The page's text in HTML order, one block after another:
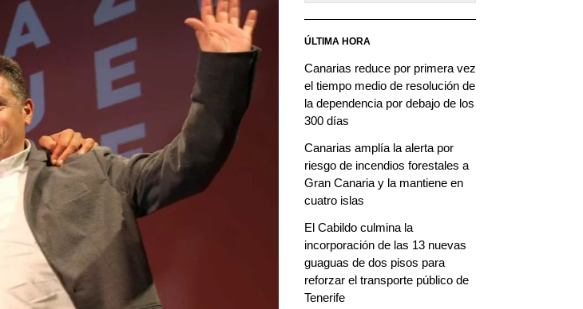
ÚLTIMA HORA
Canarias reduce por primera vez
el tiempo medio de resolución de
la dependencia por debajo de los
300 días
Canarias amplía la alerta por
riesgo de incendios forestales a
Gran Canaria y la mantiene en
cuatro islas
El Cabildo culmina la
incorporación de las 13 nuevas
guaguas de dos pisos para
reforzar el transporte público de
Tenerife